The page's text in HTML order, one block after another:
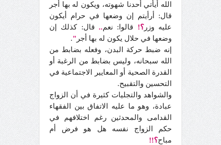
الله أيأتي أحدنا شهوته، ويكون له بها أجر
قال: أرأيتم إن وضعها في حرام أيكون
عليه وزر؟! قالوا: نعم.. قال: كذلك إن
وضعها في حلال يكون له بها أجر "
.
إنه ضبط حركة البدن، وفعله بضابط من
الله سبحانه، وليس بضابط من الرغبة أو
القدرة الصحية أو المعايير الاجتماعية في
التحسين والتقبيح.
والشواهد والتجليات كثيرة في أن الزواج
عبادة، وهو ما عليه الاتفاق بين الفقهاء
القدامى والمحدثين رغم اختلافهم في
حكم الزواج نفسه هل هو فرض أم
مباح؟!!